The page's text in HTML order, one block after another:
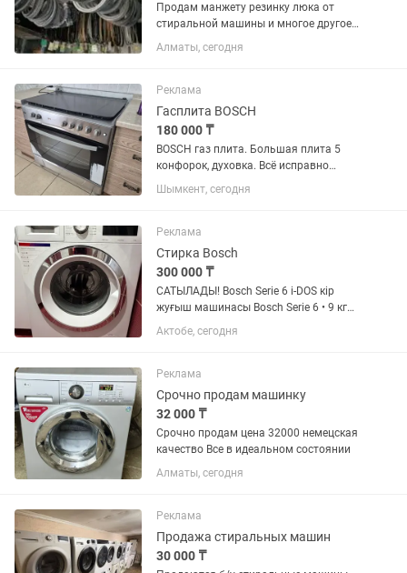
Продам манжету резинку люка от
стиральной машины и многое другое
имеется как новые так и б/у.
Алматы, сегодня
Реклама
Гасплита BOSCH
180 000 ₸
BOSCH газ плита. Большая плита 5
конфорок, духовка. Всё исправно
работает.
Шымкент, сегодня
Реклама
Стирка Bosch
300 000 ₸
САТЫЛАДЫ! Bosch Serie 6 i-DOS кір
жуғыш машинасы Bosch Serie 6 • 9 кг
жүктеме • 1400 айн/мин • i-DOS – кір
жуғыш ұнтақ пен кондиционерді
AquaStop – су ағуынан...
Актобе, сегодня
Реклама
Срочно продам машинку
32 000 ₸
Срочно продам цена 32000 немецская
качество Все в идеальном состоянии
Алматы, сегодня
Реклама
Продажа стиральных машин
30 000 ₸